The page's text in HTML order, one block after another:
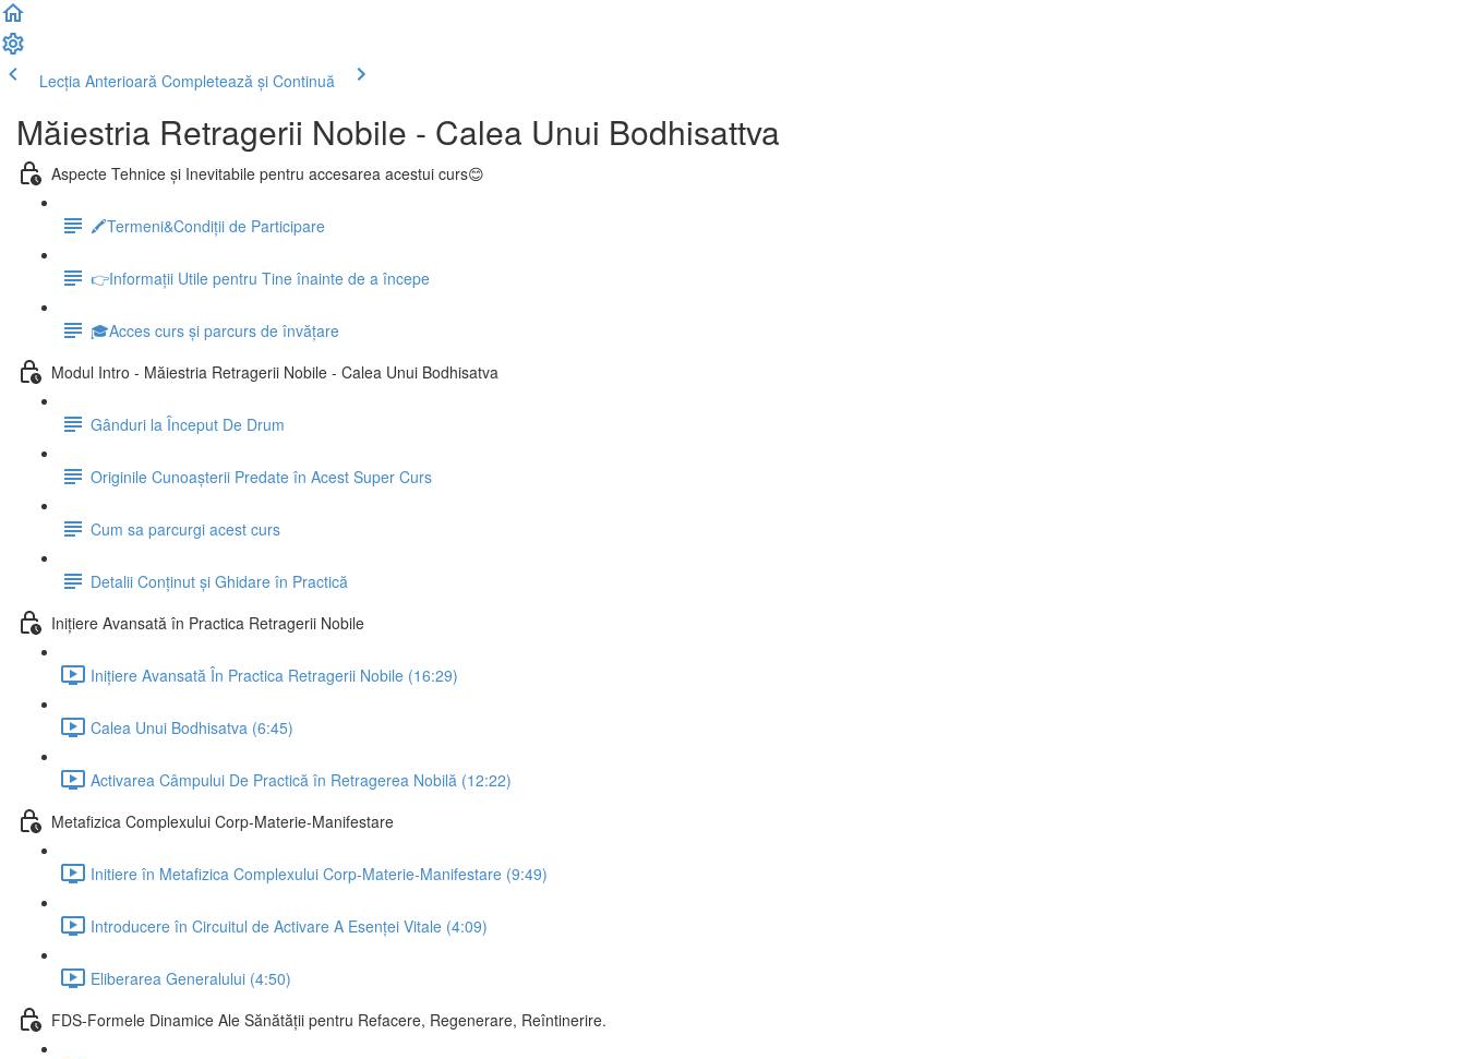
Lecția Anterioară Completează și Continuă
Măiestria Retragerii Nobile - Calea Unui Bodhisattva
Aspecte Tehnice și Inevitabile pentru accesarea acestui curs😊
🖍Termeni&Condiții de Participare
👉Informații Utile pentru Tine înainte de a începe
🎓Acces curs și parcurs de învățare
Modul Intro - Măiestria Retragerii Nobile - Calea Unui Bodhisatva
Gânduri la Început De Drum
Originile Cunoașterii Predate în Acest Super Curs
Cum sa parcurgi acest curs
Detalii Conținut și Ghidare în Practică
Inițiere Avansată în Practica Retragerii Nobile
Inițiere Avansată În Practica Retragerii Nobile (16:29)
Calea Unui Bodhisatva (6:45)
Activarea Câmpului De Practică în Retragerea Nobilă (12:22)
Metafizica Complexului Corp-Materie-Manifestare
Initiere în Metafizica Complexului Corp-Materie-Manifestare (9:49)
Introducere în Circuitul de Activare A Esenței Vitale (4:09)
Eliberarea Generalului (4:50)
FDS-Formele Dinamice Ale Sănătății pentru Refacere, Regenerare, Reîntinerire.